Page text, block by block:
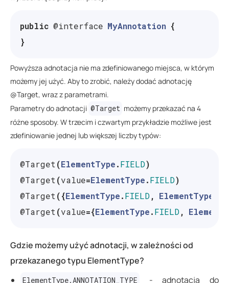
public @interface MyAnnotation {
}
Powyższa adnotacja nie ma zdefiniowanego miejsca, w którym
możemy jej użyć. Aby to zrobić, należy dodać adnotację
@Target, wraz z parametrami.
Parametry do adnotacji @Target możemy przekazać na 4
różne sposoby. W trzecim i czwartym przykładzie możliwe jest
zdefiniowanie jednej lub większej liczby typów:
@Target (ElementType.FIELD)
@Target (value=ElementType.FIELD)
@Target ({ElementType.FIELD, ElementType
@Target (value={ElementType.FIELD,
Gdzie możemy użyć adnotacji, w zależności od
przekazanego typu ElementType?
ElementType.ANNOTATION_TYPE
- adnotacja do